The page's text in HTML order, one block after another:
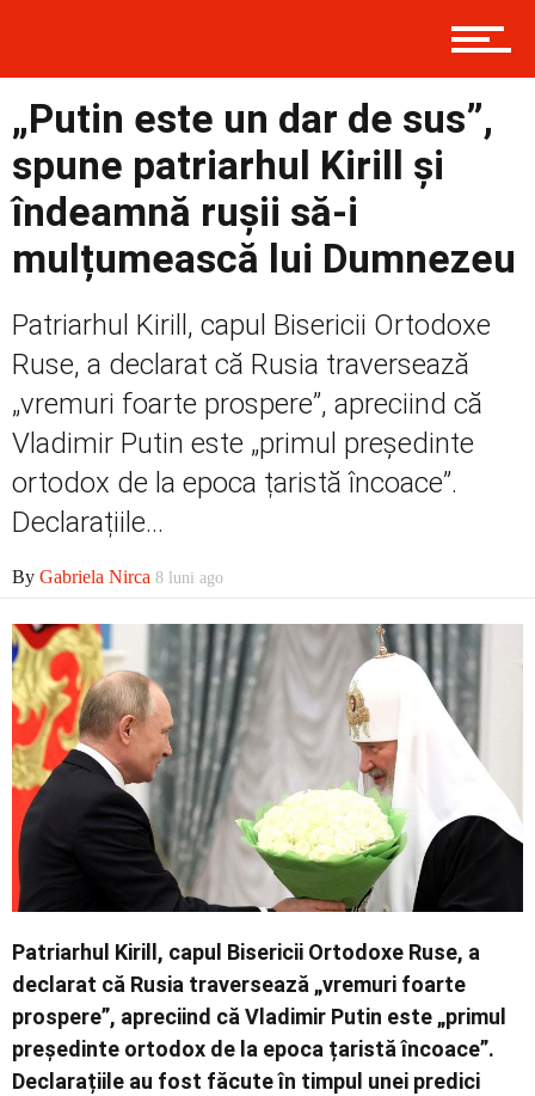
Prima
Politică
Social
„Putin este un dar de sus”,
spune patriarhul Kirill și
îndeamnă rușii să-i
mulțumească lui Dumnezeu
Patriarhul Kirill, capul Bisericii Ortodoxe
Ruse, a declarat că Rusia traversează
„vremuri foarte prospere”, apreciind că
Vladimir Putin este „primul președinte
ortodox de la epoca țaristă încoace”.
Declarațiile...
By Gabriela Nirca 8 luni ago
Patriarhul Kirill, capul Bisericii Ortodoxe Ruse, a
declarat că Rusia traversează „vremuri foarte
prospere”, apreciind că Vladimir Putin este „primul
președinte ortodox de la epoca țaristă încoace”.
Declarațiile au fost făcute în timpul unei predici